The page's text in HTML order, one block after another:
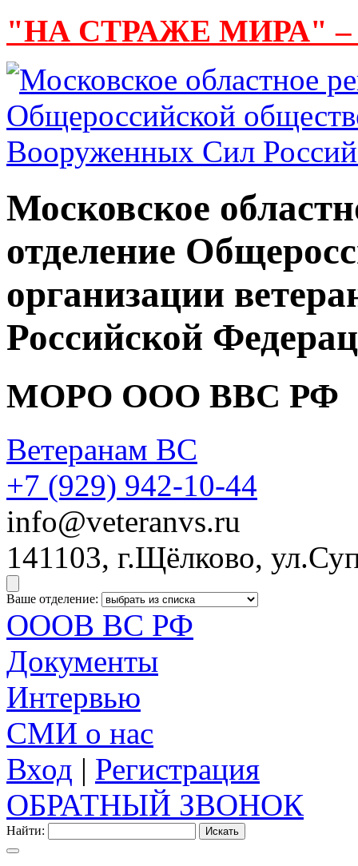
"НА СТРАЖЕ МИРА"
Московское
отделение
организации
Российской
МОРО ООО ВВС РФ
Ветеранам ВС
+7 (929) 942-10-44
info@veteranvs.ru
141103, г.Щёлково,
Ваше отделение:
ОООВ ВС РФ
Документы
Интервью
СМИ о нас
Вход | Регистрация
ОБРАТНЫЙ ЗВОНОК
Найти: